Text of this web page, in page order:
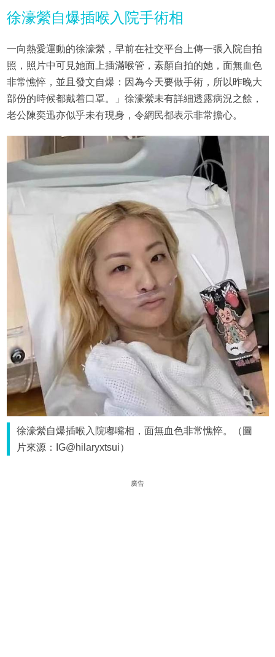
徐濠縈自爆插喉入院手術相
一向熱愛運動的徐濠縈，早前在社交平台上傳一張入院自拍
照，照片中可見她面上插滿喉管，素顏自拍的她，面無血色
非常憔悴，並且發文自爆：因為今天要做手術，所以昨晚大
部份的時候都戴着口罩。」徐濠縈未有詳細透露病況之餘，
老公陳奕迅亦似乎未有現身，令網民都表示非常擔心。
徐濠縈自爆插喉入院嘟嘴相，面無血色非常憔悴。（圖
片來源：IG@hilaryxtsui）
廣告